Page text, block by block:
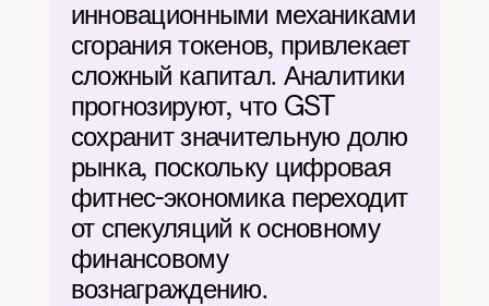
инновационными механиками
сгорания токенов, привлекает
сложный капитал. Аналитики
прогнозируют, что GST
сохранит значительную долю
рынка, поскольку цифровая
фитнес-экономика переходит
от спекуляций к основному
финансовому
вознаграждению.